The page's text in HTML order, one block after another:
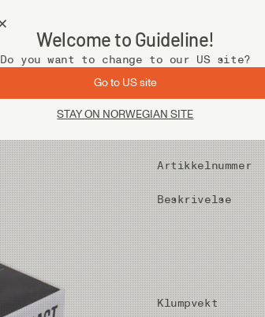
Welcome to Guideline!
Do you want to change to our US site?
Go to US site
STAY ON NORWEGIAN SITE
Artikkelnummer
Beskrivelse
Klumpvekt